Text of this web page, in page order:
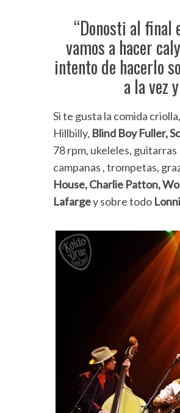
“Donosti al final
vamos a hacer
intento de hacerlo
a la vez
Si te gusta la comida
Hillbilly, Blind Boy Fuller,
78 rpm, ukeleles, guitarras
campanas , trompetas,
House, Charlie Patton,
Lafargey sobre todo